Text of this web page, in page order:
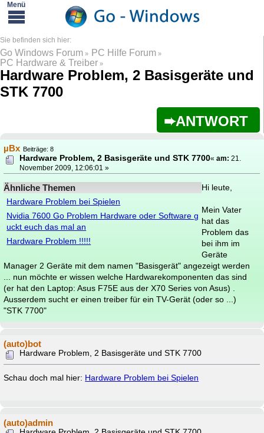
Go Windows Forum » PC Hilfe Forum »
PC Hardware & Treiber »
Hardware Problem, 2 Basisgeräte und
STK 7700
ANTWORT
µBx Beiträge: 8
Hardware Problem, 2 Basisgeräte und STK 7700«am: 21.
November 2009, 12:06:01 »
Ähnliche Themen
Hardware Problem bei Spielen
Nvidia 7600 Go Problem Hardware oder Software g
uckt euch das mal an
Hardware Problem !!!!!
Hi leute,
Mein Vater
hat das
Problem das
bei ihm im
Geräte
Manager 2 Geräte mit dem namen "Basisgerät" angezeigt werden
... nun möchte er wissen welche Hardwarekomponenten das sind
(er hat den Laptop: Asus F75E aus der X70 Series von Asus) .
Ausserdem sucht er einen treiber für ein TV-Gerät (oder so ...)
"STK 7700"
(auto)bot
Hardware Problem, 2 Basisgeräte und STK 7700
Schau doch mal hier: Hardware Problem bei Spielen
(auto)admin